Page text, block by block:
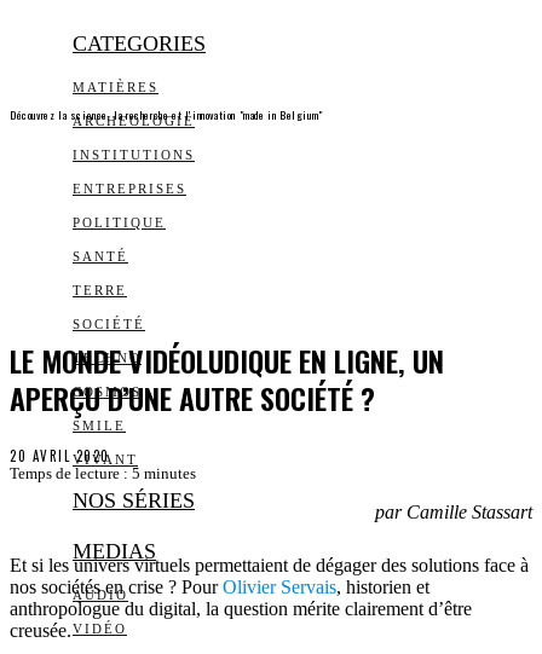
CATEGORIES
MATIÈRES
ARCHEOLOGIE
INSTITUTIONS
ENTREPRISES
POLITIQUE
SANTÉ
TERRE
SOCIÉTÉ
TECHNO
COSMOS
SMILE
VIVANT
NOS SÉRIES
MEDIAS
AUDIO
VIDÉO
Découvrez la science, la recherche et l’innovation "made in Belgium"
LE MONDE VIDÉOLUDIQUE EN LIGNE, UN
APERÇU D’UNE AUTRE SOCIÉTÉ ?
20 AVRIL 2020
Temps de lecture : 5 minutes
par Camille Stassart
Et si les univers virtuels permettaient de dégager des solutions face à
nos sociétés en crise ? PourOlivier Servais, historien et
anthropologue du digital, la question mérite clairement d’être
creusée.